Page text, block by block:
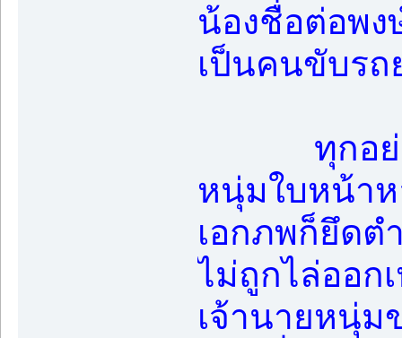
น้องชื่อต่อพง
เป็นคนขับรถ
ทุกอย่างมั
หนุ่มใบหน้าห
เอกภพก็ยึดต
ไม่ถูกไล่ออก
เจ้านายหนุ่ม